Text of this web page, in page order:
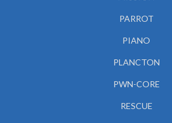
PARROT
PIANO
PLANCTON
PWN-CORE
RESCUE